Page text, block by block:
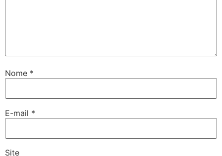
Nome *
E-mail *
Site